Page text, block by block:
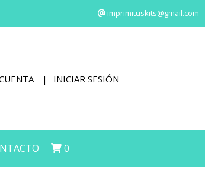
imprimituskits@gmail.com
INICIAR SESIÓN
0